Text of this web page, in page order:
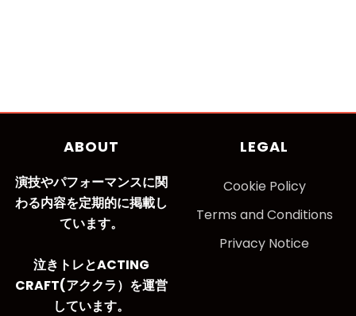
ABOUT
演技やパフォーマンスに関
わる内容を定期的に掲載し
ています。
泣きトレとACTING
CRAFT(アククラ）を運営
しています。
LEGAL
Cookie Policy
Terms and Conditions
Privacy Notice